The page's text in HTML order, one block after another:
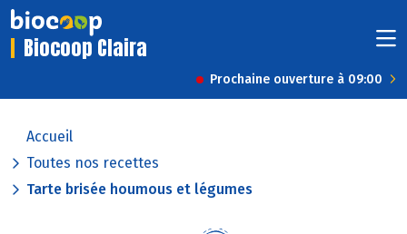
Biocoop Claira
Prochaine ouverture à 09:00
Accueil
Toutes nos recettes
Tarte brisée houmous et légumes